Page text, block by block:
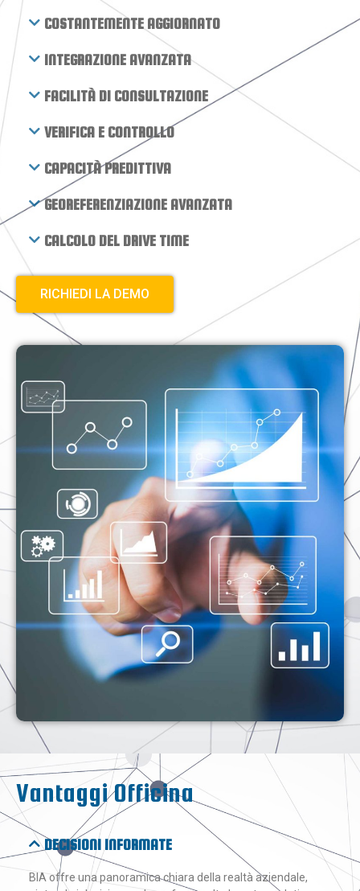
COSTANTEMENTE AGGIORNATO
INTEGRAZIONE AVANZATA
FACILITÀ DI CONSULTAZIONE
VERIFICA E CONTROLLO
CAPACITÀ PREDITTIVA
GEOREFERENZIAZIONE AVANZATA
CALCOLO DEL DRIVE TIME
RICHIEDI LA DEMO
Vantaggi Officina
DECISIONI INFORMATE
BIA offre una panoramica chiara della realtà aziendale,